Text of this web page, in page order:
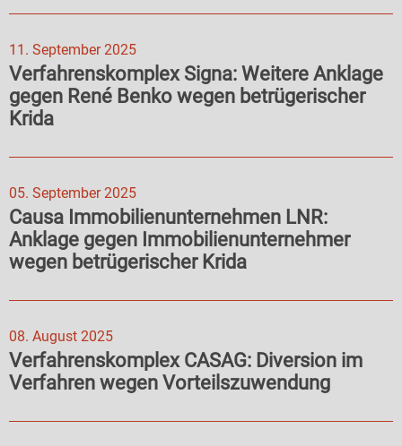
11. September 2025
Verfahrenskomplex Signa: Weitere Anklage
gegen René Benko wegen betrügerischer
Krida
05. September 2025
Causa Immobilienunternehmen LNR:
Anklage gegen Immobilienunternehmer
wegen betrügerischer Krida
08. August 2025
Verfahrenskomplex CASAG: Diversion im
Verfahren wegen Vorteilszuwendung